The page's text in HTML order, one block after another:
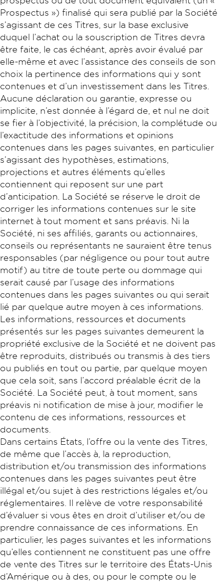
Prospectus ») finalisé qui sera publié par la Société
s’agissant de ces Titres, sur la base exclusive
duquel l’achat ou la souscription de Titres devra
être faite, le cas échéant, après avoir évalué par
elle-même et avec l’assistance des conseils de son
choix la pertinence des informations qui y sont
contenues et d’un investissement dans les Titres.
Aucune déclaration ou garantie, expresse ou
implicite, n’est donnée à l’égard de, et nul ne doit
se fier à l’objectivité, la précision, la complétude ou
l’exactitude des informations et opinions
contenues dans les pages suivantes, en particulier
s’agissant des hypothèses, estimations,
projections et autres éléments qu’elles
contiennent qui reposent sur une part
d’anticipation. La Société se réserve le droit de
corriger les informations contenues sur le site
internet à tout moment et sans préavis. Ni la
Société, ni ses affiliés, garants ou actionnaires,
conseils ou représentants ne sauraient être tenus
responsables (par négligence ou pour tout autre
motif) au titre de toute perte ou dommage qui
serait causé par l’usage des informations
contenues dans les pages suivantes ou qui serait
lié par quelque autre moyen à ces informations.
Les informations, ressources et documents
présentés sur les pages suivantes demeurent la
propriété exclusive de la Société et ne doivent pas
être reproduits, distribués ou transmis à des tiers
ou publiés en tout ou partie, par quelque moyen
que cela soit, sans l’accord préalable écrit de la
Société. La Société peut, à tout moment, sans
préavis ni notification de mise à jour, modifier le
contenu de ces informations, ressources et
documents.
Dans certains États, l’offre ou la vente des Titres,
de même que l’accès à, la reproduction,
distribution et/ou transmission des informations
contenues dans les pages suivantes peut être
illégal et/ou sujet à des restrictions légales et/ou
réglementaires. Il relève de votre responsabilité
d’évaluer si vous êtes en droit d’utiliser et/ou de
prendre connaissance de ces informations. En
particulier, les pages suivantes et les informations
qu’elles contiennent ne constituent pas une offre
de vente des Titres sur le territoire des États-Unis
d’Amérique ou à des, ou pour le compte ou le